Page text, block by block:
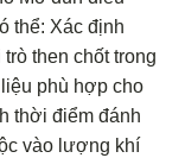
thể: Xác định
then chốt trong
phù hợp cho
thời điểm đánh
vào lượng khí